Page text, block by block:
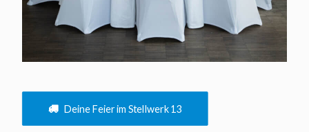
Deine Feier im Stellwerk 13